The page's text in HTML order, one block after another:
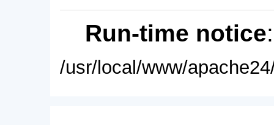
Run-time notice
/usr/local/www/